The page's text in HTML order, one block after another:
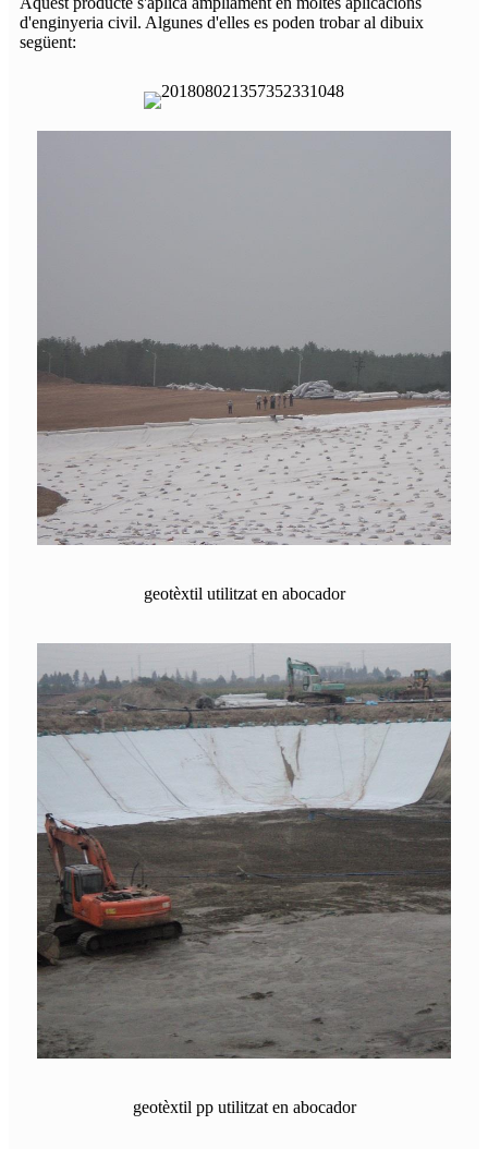
d'enginyeria civil. Algunes d'elles es poden trobar al dibuix
següent:
geotèxtil utilitzat en abocador
geotèxtil pp utilitzat en abocador